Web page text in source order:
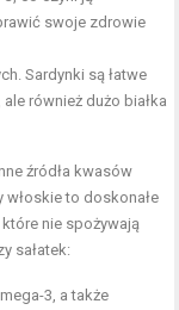
swoje zdrowie
Sardynki są łatwe
również dużo białka
źródła kwasów
włoskie to doskonałe
nie spożywają
sałatek:
3, a także